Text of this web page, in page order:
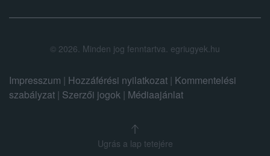
© 2026. Minden jog fenntartva. egriugyek.hu
Impresszum | Hozzáférési nyilatkozat | Kommentelési
szabályzat | Szerzői jogok | Médiaajánlat
Ugrás a lap tetejére